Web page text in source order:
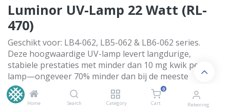
Home Search Category
0
Cart Rekening
Luminor UV-Lamp 22 Watt (RL-
470)
Geschikt voor: LB4-062, LB5-062 & LB6-062 series.
Deze hoogwaardige UV-lamp levert langdurige,
stabiele prestaties met minder dan 10 mg kwik per
lamp—ongeveer 70% minder dan bij de meeste
fabrikanten. Gemaakt van hard kwartsglas met
gepatenteerde technologie.